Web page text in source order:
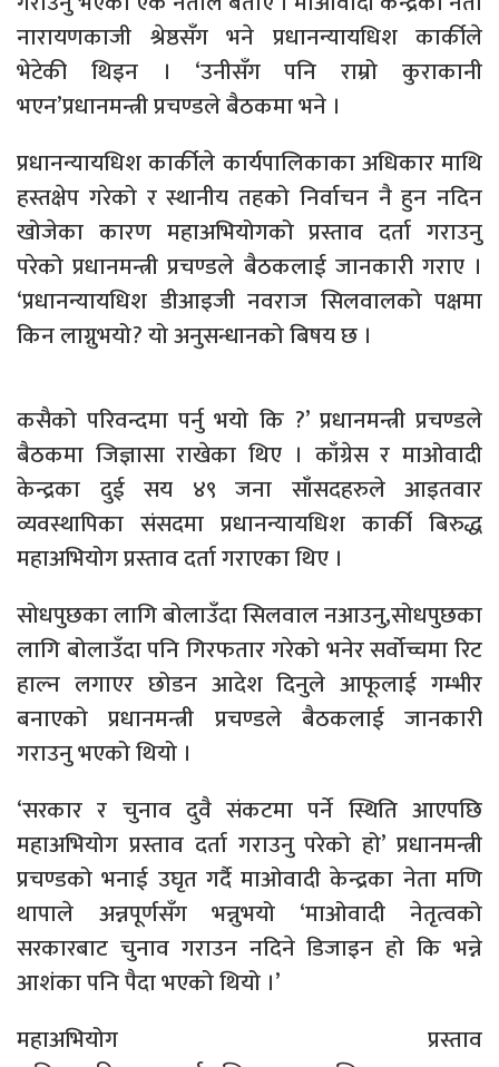
नारायणकाजी श्रेष्ठसँग भने प्रधानन्यायधिश कार्कीले
भेटेकी थिइन । ‘उनीसँग पनि राम्रो कुराकानी
भएन’प्रधानमन्त्री प्रचण्डले बैठकमा भने ।
प्रधानन्यायधिश कार्कीले कार्यपालिकाका अधिकार माथि
हस्तक्षेप गरेको र स्थानीय तहको निर्वाचन नै हुन नदिन
खोजेका कारण महाअभियोगको प्रस्ताव दर्ता गराउनु
परेको प्रधानमन्त्री प्रचण्डले बैठकलाई जानकारी गराए ।
‘प्रधानन्यायधिश डीआइजी नवराज सिलवालको पक्षमा
किन लाग्नुभयो? यो अनुसन्धानको बिषय छ ।
कसैको परिवन्दमा पर्नु भयो कि ?’ प्रधानमन्त्री प्रचण्डले
बैठकमा जिज्ञासा राखेका थिए । काँग्रेस र माओवादी
केन्द्रका दुई सय ४९ जना साँसदहरुले आइतवार
व्यवस्थापिका संसदमा प्रधानन्यायधिश कार्की बिरुद्ध
महाअभियोग प्रस्ताव दर्ता गराएका थिए ।
सोधपुछका लागि बोलाउँदा सिलवाल नआउनु,सोधपुछका
लागि बोलाउँदा पनि गिरफतार गरेको भनेर सर्वोच्चमा रिट
हाल्न लगाएर छोडन आदेश दिनुले आफूलाई गम्भीर
बनाएको प्रधानमन्त्री प्रचण्डले बैठकलाई जानकारी
गराउनु भएको थियो ।
‘सरकार र चुनाव दुवै संकटमा पर्ने स्थिति आएपछि
महाअभियोग प्रस्ताव दर्ता गराउनु परेको हो’ प्रधानमन्त्री
प्रचण्डको भनाई उघृत गर्दै माओवादी केन्द्रका नेता मणि
थापाले अन्नपूर्णसँग भन्नुभयो ‘माओवादी नेतृत्वको
सरकारबाट चुनाव गराउन नदिने डिजाइन हो कि भन्ने
आशंका पनि पैदा भएको थियो ।’
महाअभियोग प्रस्ताव